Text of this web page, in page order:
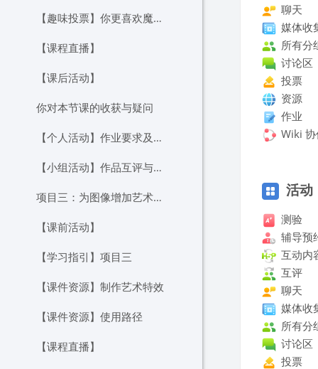
【趣味投票】你更喜欢魔棒工具还是快速选择工具？
【课程直播】
【课后活动】
你对本节课的收获与疑问
【个人活动】作业要求及提交
【小组活动】作品互评与讨论
项目三：为图像增加艺术效果
【课前活动】
【学习指引】项目三
【课件资源】制作艺术特效
【课件资源】使用路径
【课程直播】
聊天
媒体收
所有分
讨论区
投票
资源
作业
Wiki
活动
测验
辅导预
互动内
互评
聊天
媒体收
所有分
讨论区
投票